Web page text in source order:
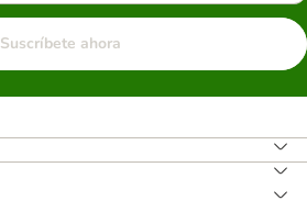
Suscríbete ahora